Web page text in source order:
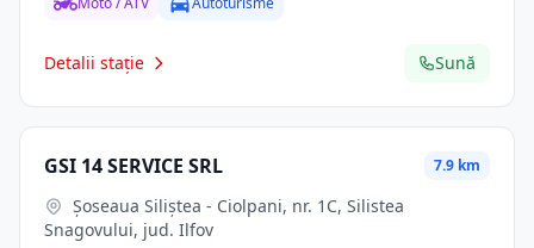
Detalii stație Sună
GSI 14 SERVICE SRL 7.9 km
Snagovului, jud. Ilfov